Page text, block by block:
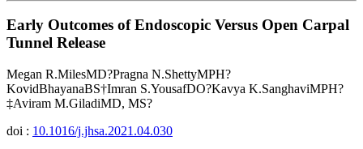
Early Outcomes of Endoscopic Versus Open Carpal
Tunnel Release
Megan R.MilesMD?Pragna N.ShettyMPH?
KovidBhayanaBS†Imran S.YousafDO?Kavya K.SanghaviMPH?
‡Aviram M.GiladiMD, MS?
doi : 10.1016/j.jhsa.2021.04.030